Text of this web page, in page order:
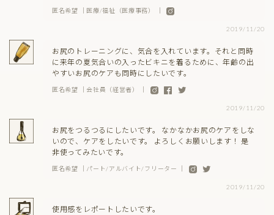
匿名希望 ｜医療/福祉（医療事務） ｜
2019/11/20
お尻のトレーニングに、気合を入れています。それと同時
に来年の夏気合いの入ったビキニを着るために、年齢の出
やすいお尻のケアも同時にしたいです。
匿名希望 ｜会社員（経営者） ｜
2019/11/20
お尻をつるつるにしたいです。 なかなかお尻のケアをしな
いので、ケアをしたいです。 よろしくお願いします！ 是
非使ってみたいです。
匿名希望 ｜パート/アルバイト/フリーター ｜
2019/11/20
使用感をレポートしたいです。